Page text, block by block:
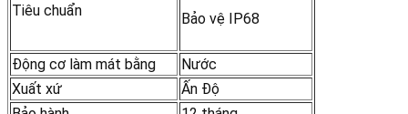
Tiêu chuẩn
Bảo vệ IP68
Động cơ làm mát bằng
Nước
Xuất xứ
Ấn Độ